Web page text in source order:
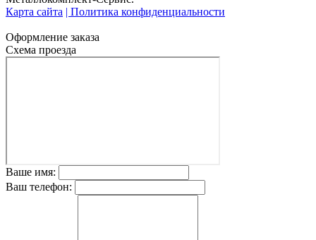
Карта сайта | Политика конфиденциальности
Оформление заказа
Схема проезда
Ваше имя:
Ваш телефон: